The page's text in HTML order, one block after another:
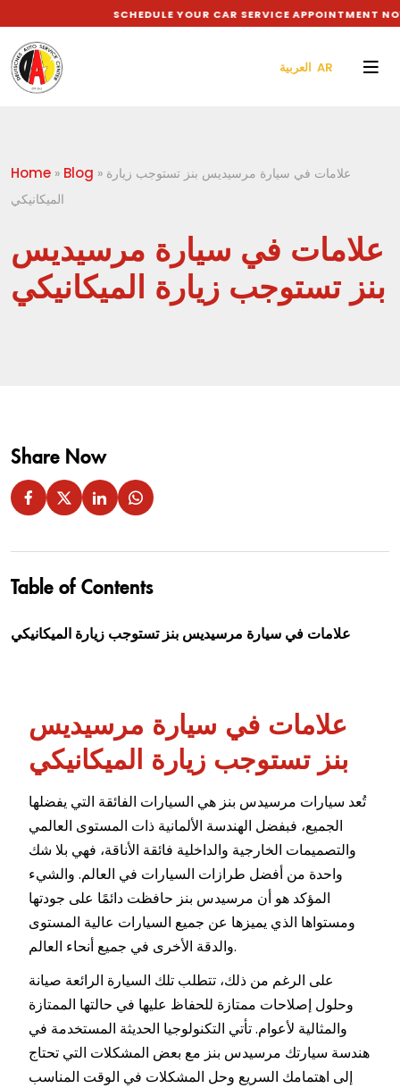
SCHEDULE YOUR CAR SERVICE APPOINTMENT
العربية AR
Home » Blog » علامات في سيارة مرسيديس بنز تستوجب زيارة
الميكانيكي
علامات في سيارة مرسيديس
بنز تستوجب زيارة الميكانيكي
Share Now
Table of Contents
علامات في سيارة مرسيديس بنز تستوجب زيارة الميكانيكي
علامات في سيارة مرسيديس
بنز تستوجب زيارة الميكانيكي
تُعد سيارات مرسيدس بنز هي السيارات الفائقة التي يفضلها
الجميع، فبفضل الهندسة الألمانية ذات المستوى العالمي
والتصميمات الخارجية والداخلية فائقة الأناقة، فهي بلا شك
واحدة من أفضل طرازات السيارات في العالم. والشيء
المؤكد هو أن مرسيدس بنز حافظت دائمًا على جودتها
ومستواها الذي يميزها عن جميع السيارات عالية المستوى
والدقة الأخرى في جميع أنحاء العالم.
على الرغم من ذلك، تتطلب تلك السيارة الرائعة صيانة
وحلول إصلاحات ممتازة للحفاظ عليها في حالتها الممتازة
والمثالية لأعوام. تأتي التكنولوجيا الحديثة المستخدمة في
هندسة سيارتك مرسيدس بنز مع بعض المشكلات التي تحتاج
إلى اهتمامك السريع وحل المشكلات في الوقت المناسب